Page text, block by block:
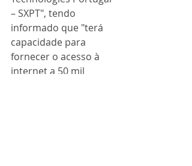
– SXPT", tendo
informado que "terá
capacidade para
fornecer o acesso à
internet a 50 mil